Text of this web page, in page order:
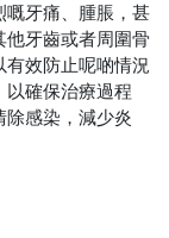
嘅牙痛、腫脹，甚
他牙齒或者周圍骨
有效防止呢啲情況
以確保治療過程
除感染，減少炎